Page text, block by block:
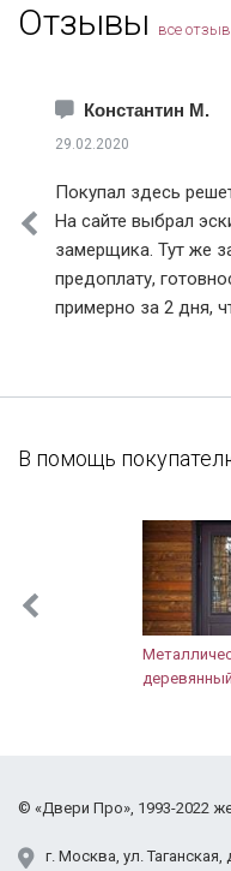
Отзывы все
Константин М.
29.02.2020
Покупал здесь
На сайте выбрал
замерщика. Тут же
предоплату,
примерно за 2 дня,
время монтажа. В
осмотреть. По
подтеков. По всем
рекомендовать.
В помощь
г. Москва, ул. Таганская,
© «Двери Про», 1993-2022